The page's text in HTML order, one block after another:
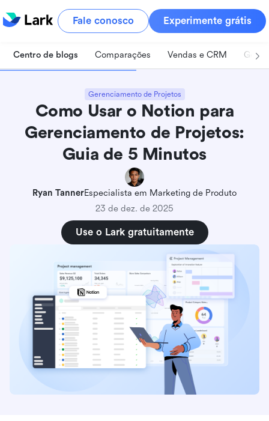
Fale conosco Experimente grátis
Centro de blogs Comparações Vendas e CRM
Gerenciamento de Projetos
Como Usar o Notion para
Gerenciamento de Projetos:
Guia de 5 Minutos
Ryan TannerEspecialista em Marketing de Produto
23 de dez. de 2025
Use o Lark gratuitamente